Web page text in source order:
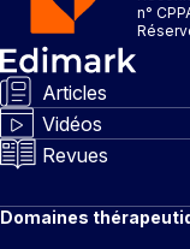
n°
Articles
Vidéos
Revues
Domaines